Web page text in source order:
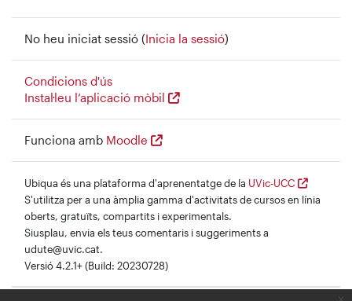
No heu iniciat sessió (Inicia la sessió)
Condicions d'ús
Instal·leu l’aplicació mòbil
Funciona amb Moodle
Ubiqua és una plataforma d'aprenentatge de la UVic-UCC
S'utilitza per a una àmplia gamma d'activitats de cursos en línia
oberts, gratuïts, compartits i experimentals.
Siusplau, envia els teus comentaris i suggeriments a
udute@uvic.cat.
Versió 4.2.1+ (Build: 20230728)